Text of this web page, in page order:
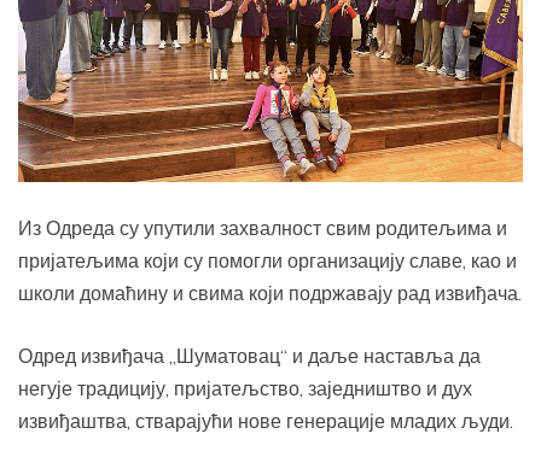
Из Одреда су упутили захвалност свим родитељима и
пријатељима који су помогли организацију славе, као и
школи домаћину и свима који подржавају рад извиђача.
Одред извиђача „Шуматовац“ и даље наставља да
негује традицију, пријатељство, заједништво и дух
извиђаштва, стварајући нове генерације младих људи.